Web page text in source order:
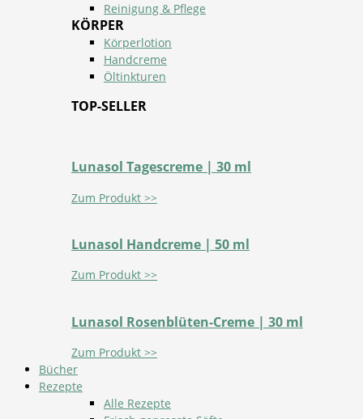
Reinigung & Pflege
KÖRPER
Körperlotion
Handcreme
Öltinkturen
TOP-SELLER
Lunasol Tagescreme | 30 ml
Zum Produkt >>
Lunasol Handcreme | 50 ml
Zum Produkt >>
Lunasol Rosenblüten-Creme | 30 ml
Zum Produkt >>
Bücher
Rezepte
Alle Rezepte